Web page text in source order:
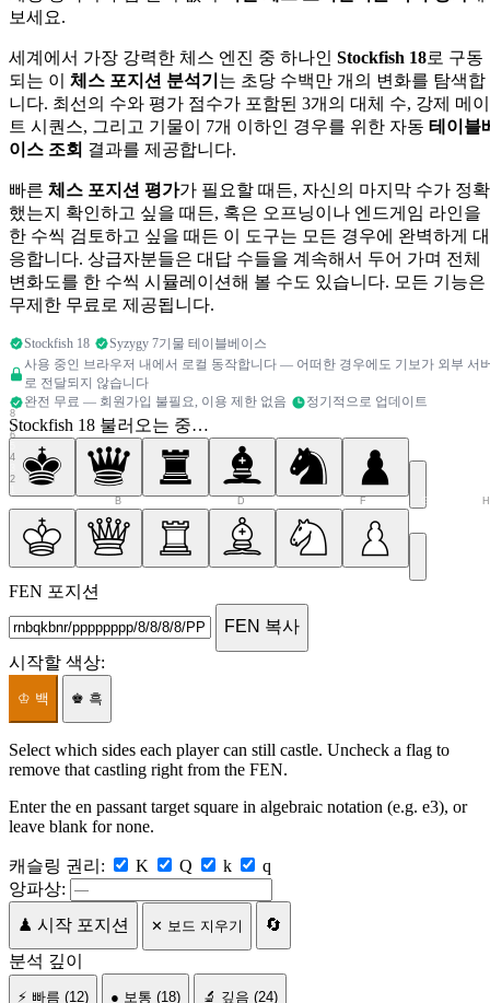
보세요.
세계에서 가장 강력한 체스 엔진 중 하나인 Stockfish 18로 구동
되는 이 체스 포지션 분석기 는 초당 수백만 개의 변화를 탐색합
니다. 최선의 수와 평가 점수가 포함된 3개의 대체 수, 강제 메이
트 시퀀스, 그리고 기물이 7개 이하인 경우를 위한 자동 테이블
이스 조회 결과를 제공합니다.
빠른 체스 포지션 평가가 필요할 때든, 자신의 마지막 수가 정확
했는지 확인하고 싶을 때든, 혹은 오프닝이나 엔드게임 라인을
한 수씩 검토하고 싶을 때든 이 도구는 모든 경우에 완벽하게 대
응합니다. 상급자분들은 대답 수들을 계속해서 두어 가며 전체
변화도를 한 수씩 시뮬레이션해 볼 수도 있습니다. 모든 기능은
무제한 무료로 제공됩니다.
Stockfish 18
Syzygy 7기물 테이블베이스
사용 중인 브라우저 내에서 로컬 동작합니다 — 어떠한 경우에도 기보가 외부 서
로 전달되지 않습니다
완전 무료 — 회원가입 불필요, 이용 제한 없음
정기적으로 업데이트
Stockfish 18 불러오는 중…
2
4
6
7
8
B D F G H
FEN 포지션
FEN 복사
시작할 색상:
♔ 백 ♚ 흑
Select which sides each player can still castle. Uncheck a flag to
remove that castling right from the FEN.
Enter the en passant target square in algebraic notation (e.g. e3), or
leave blank for none.
캐슬링 권리: K Q k
q
앙파상:
♟ 시작 포지션
✕ 보드 지우기
🔄
분석 깊이
⚡ 빠름 (12) ● 보통 (18) 🔬 깊음 (24)